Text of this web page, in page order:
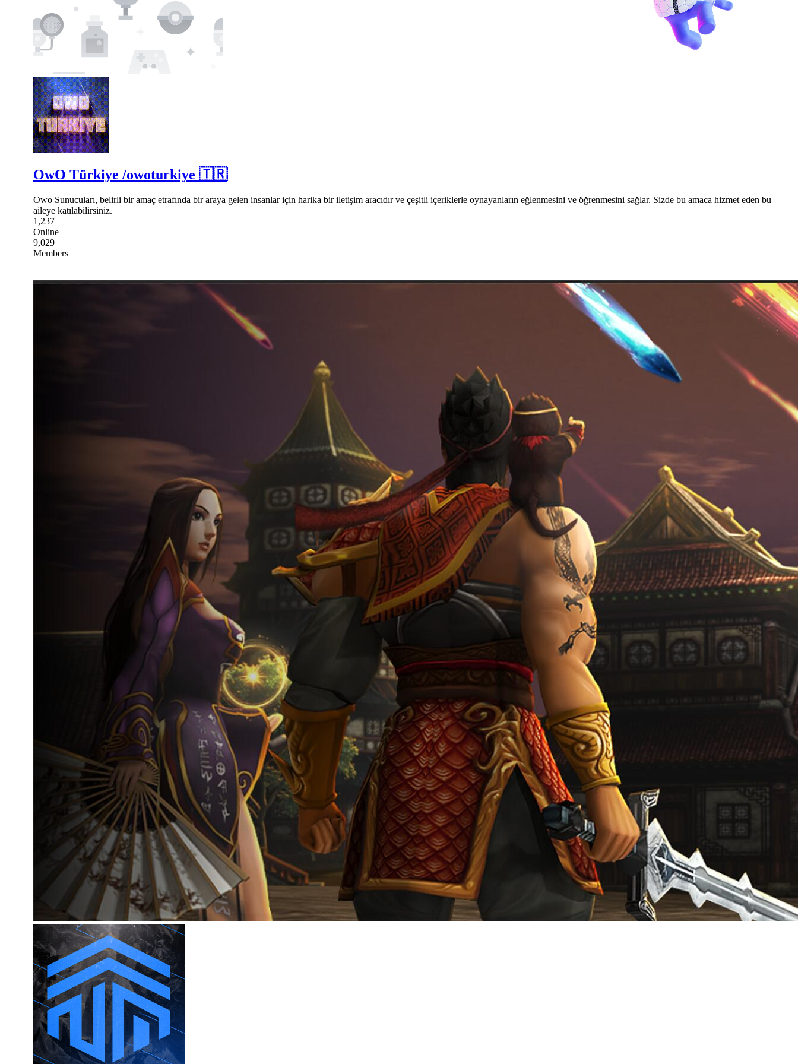
OwO Türkiye /owoturkiye 🇹🇷
Owo Sunucuları, belirli bir amaç etrafında bir araya gelen insanlar için harika bir iletişim aracıdır ve çeşitli içeriklerle oynayanların eğlenmesini ve öğrenmesini sağlar. Sizde bu amaca hizmet eden bu
aileye katılabilirsiniz.
1,237
Online
9,029
Members